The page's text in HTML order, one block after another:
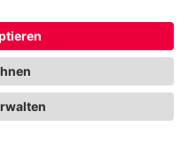
Barrierefreiheit
Widerruf